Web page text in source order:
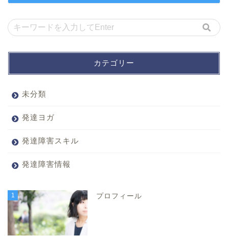
カテゴリー
未分類
発達ヨガ
発達障害スキル
発達障害情報
1 プロフィール